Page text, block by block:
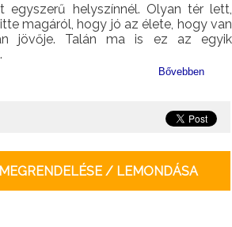
egyszerű helyszínnél. Olyan tér lett,
magáról, hogy jó az élete, hogy van
jövője. Talán ma is ez az egyik
Bővebben
/ LEMONDÁSA